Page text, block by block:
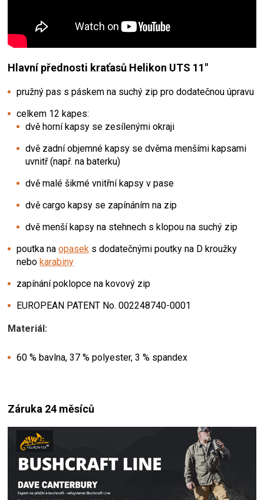
Hlavní přednosti kraťasů Helikon UTS 11"
pružný pas s páskem na suchý zip pro dodatečnou úpravu
celkem 12 kapes:
dvě horní kapsy se zesílenými okraji
dvě zadní objemné kapsy se dvěma menšími kapsami
uvnitř (např. na baterku)
dvě malé šikmé vnitřní kapsy v pase
dvě cargo kapsy se zapínáním na zip
dvě menší kapsy na stehnech s klopou na suchý zip
poutka na opasek s dodatečnými poutky na D kroužky
nebo karabiny
zapínání poklopce na kovový zip
EUROPEAN PATENT No. 002248740-0001
Materiál:
60 % bavlna, 37 % polyester, 3 % spandex
Záruka 24 měsíců